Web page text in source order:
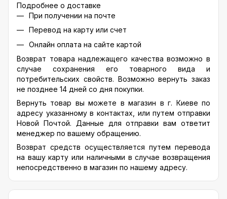
Подробнее о доставке
При получении на почте
Перевод на карту или счет
Онлайн оплата на сайте картой
Возврат товара надлежащего качества возможно в
случае сохранения его товарного вида и
потребительских свойств. Возможно вернуть заказ
не позднее 14 дней со дня покупки.
Вернуть товар вы можете в магазин в г. Киеве по
адресу указанному в контактах, или путем отправки
Новой Почтой. Данные для отправки вам ответит
менеджер по вашему обращению.
Возврат средств осуществляется путем перевода
на вашу карту или наличными в случае возвращения
непосредственно в магазин по нашему адресу.